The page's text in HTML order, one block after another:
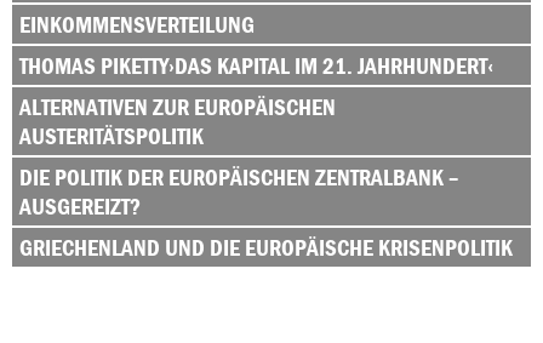
EINKOMMENSVERTEILUNG
THOMAS PIKETTY›DAS KAPITAL IM 21. JAHRHUNDERT‹
ALTERNATIVEN ZUR EUROPÄISCHEN
AUSTERITÄTSPOLITIK
DIE POLITIK DER EUROPÄISCHEN ZENTRALBANK –
AUSGEREIZT?
GRIECHENLAND UND DIE EUROPÄISCHE KRISENPOLITIK